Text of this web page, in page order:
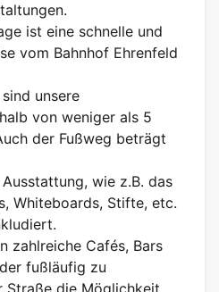
ist eine schnelle und
vom Bahnhof Ehrenfeld
unsere
von weniger als 5
der Fußweg beträgt
wie z.B. das
Whiteboards, Stifte, etc.
zahlreiche Cafés, Bars
fußläufig zu
Straße die Möglichkeit